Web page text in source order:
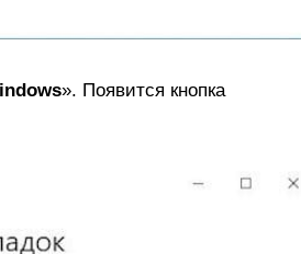
». Появится кнопка